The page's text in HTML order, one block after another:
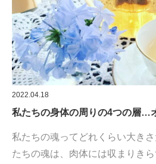
2022.04.18
私たちの身体の周りの4つの層…
私たちの魂ってどれくらい大き
たちの魂は、肉体には収まりき